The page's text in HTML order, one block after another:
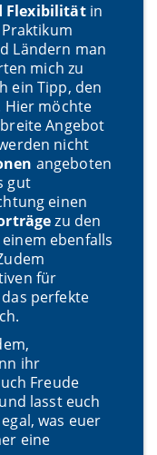
Flexibilitätin
Ländern man
mich zu
ein Tipp, den
Hier möchte
Angebot
nicht
angeboten
gut
einen
zu den
ebenfalls
für
perfekte
ihr
Freude
lasst euch
was euer
eine